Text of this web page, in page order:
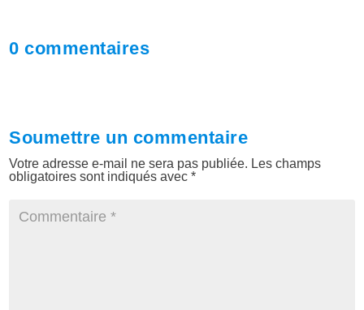
0 commentaires
Soumettre un commentaire
Votre adresse e-mail ne sera pas publiée. Les champs
obligatoires sont indiqués avec*